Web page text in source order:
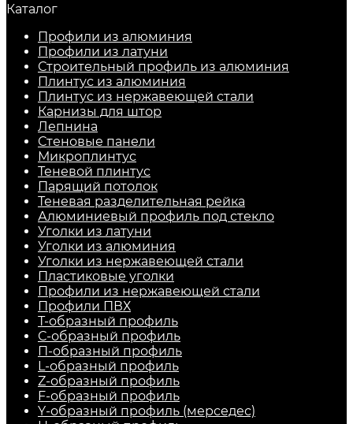
Каталог
Профили из алюминия
Профили из латуни
Строительный профиль из алюминия
Плинтус из алюминия
Плинтус из нержавеющей стали
Карнизы для штор
Лепнина
Стеновые панели
Микроплинтус
Теневой плинтус
Парящий потолок
Теневая разделительная рейка
Алюминиевый профиль под стекло
Уголки из латуни
Уголки из алюминия
Уголки из нержавеющей стали
Пластиковые уголки
Профили из нержавеющей стали
Профили ПВХ
Т-образный профиль
С-образный профиль
П-образный профиль
L-образный профиль
Z-образный профиль
F-образный профиль
Y-образный профиль (мерседес)